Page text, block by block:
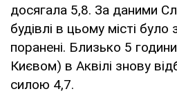
досягала 5,8. За даними
будівлі в цьому місті
поранені. Близько 5
Києвом) в Аквілі знову
силою 4,7.